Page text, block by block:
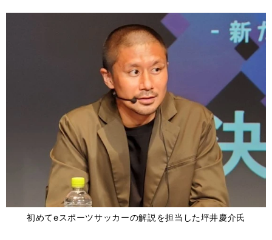
初めてeスポーツサッカーの解説を担当した坪井慶介氏